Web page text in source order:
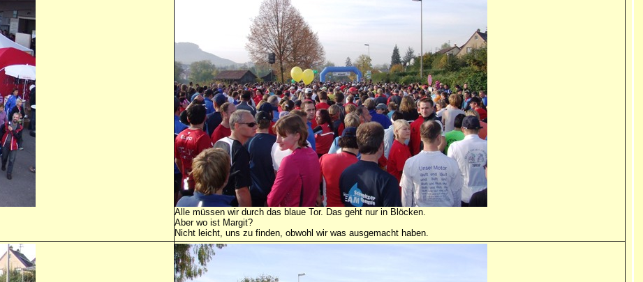
Alle müssen wir durch das blaue Tor. Das geht nur in Blöcken.
Aber wo ist Margit?
Nicht leicht, uns zu finden, obwohl wir was ausgemacht haben.